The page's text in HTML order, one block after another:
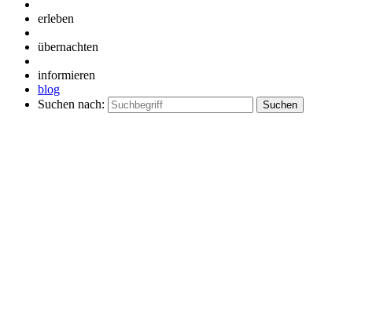
erleben
übernachten
informieren
blog
Suchen nach: